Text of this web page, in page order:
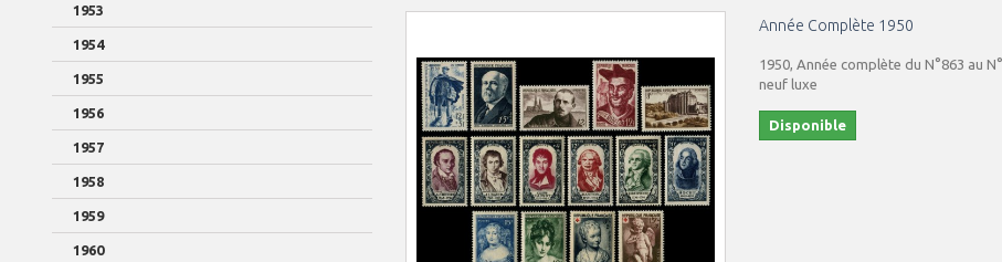
Année Complète 1950
1950, Année complète du N°863 au
neuf luxe
Disponible
1953
1954
1955
1956
1957
1958
1959
1960